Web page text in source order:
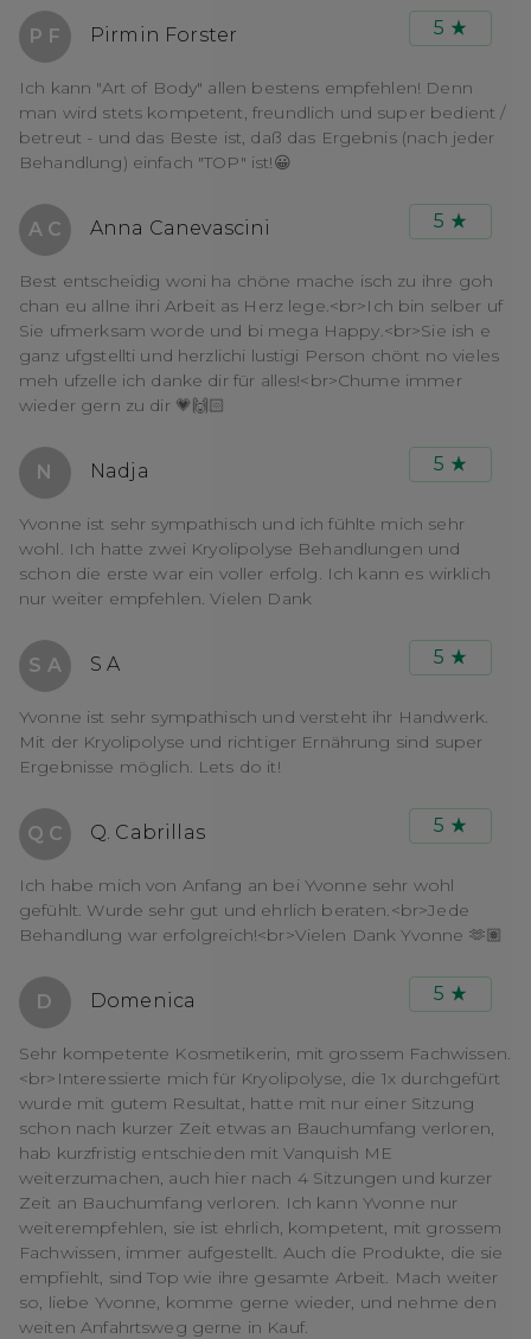
P F Pirmin Forster 5
Ich kann "Art of Body" allen bestens empfehlen! Denn
man wird stets kompetent, freundlich und super bedient /
betreut - und das Beste ist, daß das Ergebnis (nach jeder
Behandlung) einfach "TOP" ist!😀
A C Anna Canevascini 5
Best entscheidig woni ha chöne mache isch zu ihre goh
chan eu allne ihri Arbeit as Herz lege.<br>Ich bin selber uf
Sie ufmerksam worde und bi mega Happy.<br>Sie ish e
ganz ufgstellti und herzlichi lustigi Person chönt no vieles
meh ufzelle ich danke dir für alles!<br>Chume immer
wieder gern zu dir 💗🙌🏻
N Nadja 5
Yvonne ist sehr sympathisch und ich fühlte mich sehr
wohl. Ich hatte zwei Kryolipolyse Behandlungen und
schon die erste war ein voller erfolg. Ich kann es wirklich
nur weiter empfehlen. Vielen Dank
S A S A 5
Yvonne ist sehr sympathisch und versteht ihr Handwerk.
Mit der Kryolipolyse und richtiger Ernährung sind super
Ergebnisse möglich. Lets do it!
Q C Q. Cabrillas 5
Ich habe mich von Anfang an bei Yvonne sehr wohl
gefühlt. Wurde sehr gut und ehrlich beraten.<br>Jede
Behandlung war erfolgreich!<br>Vielen Dank Yvonne 🫶🏽
D Domenica 5
Sehr kompetente Kosmetikerin, mit grossem Fachwissen.
<br>Interessierte mich für Kryolipolyse, die 1x durchgefürt
wurde mit gutem Resultat, hatte mit nur einer Sitzung
schon nach kurzer Zeit etwas an Bauchumfang verloren,
hab kurzfristig entschieden mit Vanquish ME
weiterzumachen, auch hier nach 4 Sitzungen und kurzer
Zeit an Bauchumfang verloren. Ich kann Yvonne nur
weiterempfehlen, sie ist ehrlich, kompetent, mit grossem
Fachwissen, immer aufgestellt. Auch die Produkte, die sie
empfiehlt, sind Top wie ihre gesamte Arbeit. Mach weiter
so, liebe Yvonne, komme gerne wieder, und nehme den
weiten Anfahrtsweg gerne in Kauf.